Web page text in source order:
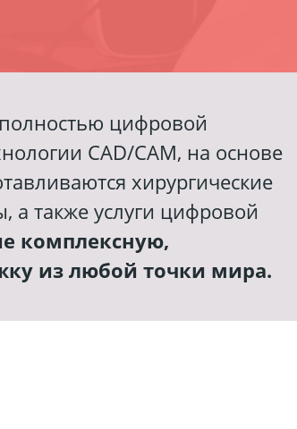
цифровой
CAD/CAM, на основе
хирургические
а также услуги цифровой
комплексную,
из любой точки мира.